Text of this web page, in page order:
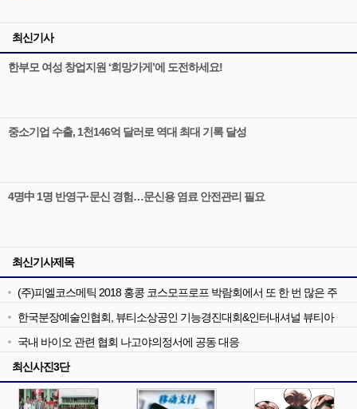
최신기사
한부모 여성 창업지원 ‘희망가게’에 도전하세요!
중소기업 수출, 1천146억 달러로 역대 최대 기록 달성
4명中 1명 반영구·문신 경험…문신용 염료 안전관리 필요
최신기사제목
(주)피엘코스메틱 2018 홍콩 코스모프로프 박람회에서 또 한 번 많은 주
한국분장예술인협회, 뷰티소상공인 기능경진대회&인터내셔널 뷰티아
국내 바이오 관련 협회 나고야의정서에 공동 대응
최신사진3단